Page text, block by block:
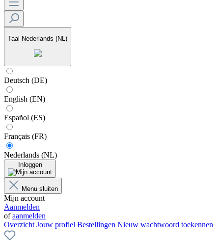
Taal Nederlands (NL)
Deutsch (DE)
English (EN)
Español (ES)
Français (FR)
Nederlands (NL)
Inloggen
Menu sluiten
Mijn account
Aanmelden
ofaanmelden
Overzicht Jouw profiel Bestellingen Nieuw wachtwoord toekennen